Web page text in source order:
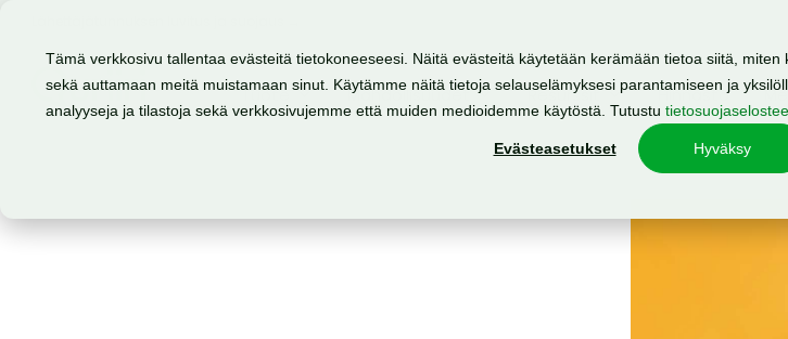
Tämä verkkosivu tallentaa evästeitä tietokoneeseesi. Näitä evästeitä käytetään kerämään tietoa siitä, miten
sekä auttamaan meitä muistamaan sinut. Käytämme näitä tietoja selauselämyksesi parantamiseen ja
analyyseja ja tilastoja sekä verkkosivujemme että muiden medioidemme käytöstä. Tutustu
Evästeasetukset Hyväksy
Tuote Mahdollisuudet Resurssit Hinnasto